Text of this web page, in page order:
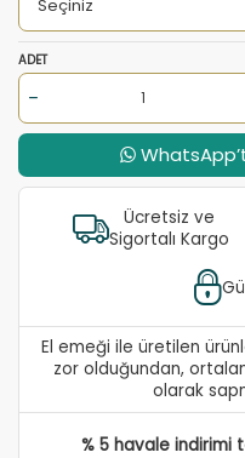
ADET
Ücretsiz ve
Sigortalı Kargo
El emeği ile üretilen
zor olduğundan,
olarak
% 5 havale indirimi